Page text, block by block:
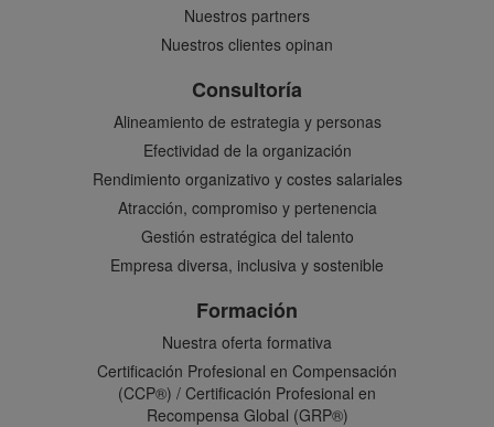
Nuestros partners
Nuestros clientes opinan
Consultoría
Alineamiento de estrategia y personas
Efectividad de la organización
Rendimiento organizativo y costes salariales
Atracción, compromiso y pertenencia
Gestión estratégica del talento
Empresa diversa, inclusiva y sostenible
Formación
Nuestra oferta formativa
Certificación Profesional en Compensación
(CCP®) / Certificación Profesional en
Recompensa Global (GRP®)